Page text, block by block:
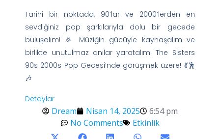
Tarihi bir noktada, 90’lar ve 2000’lerden en
sevdiğiniz pop şarkılarıyla dolu bir gecede
buluşalım! 🎉 Müziğin gücüyle kaynaşalım ve
birlikte unutulmaz anılar yaratalım. The Sisters
90s 2000s Pop Gecesi’nde görüşmek üzere! 💃🕺
🎶
Detaylar
Dream Nisan 14, 2025
6:54 pm
No Comments
Etkinlik